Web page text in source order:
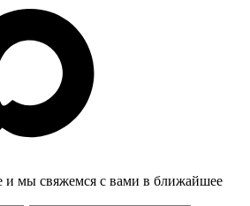
и мы свяжемся с вами в ближайшее